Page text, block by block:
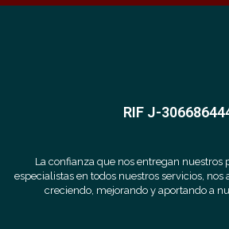
RIF J-
La confianza que nos entregan nuestros
especialistas en todos nuestros servicios,
creciendo, mejorando y aportando a